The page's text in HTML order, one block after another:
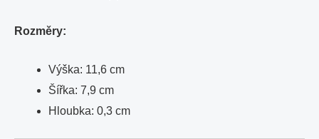
Rozměry:
Výška: 11,6 cm
Šířka: 7,9 cm
Hloubka: 0,3 cm